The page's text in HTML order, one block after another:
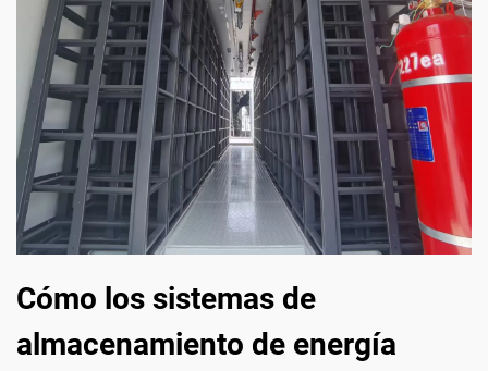
Cómo los sistemas de
almacenamiento de energía